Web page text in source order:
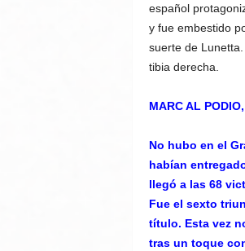
español
y fue embestido
suerte de
tibia derecha.
MARC AL
No hubo en el
habían
llegó a las 68
Fue el sexto
título. Esta vez
tras un toque